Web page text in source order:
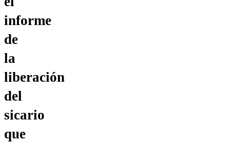
informe
de
la
liberación
del
sicario
que